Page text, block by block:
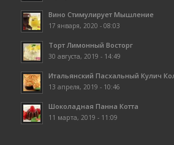
Вино Стимулирует Мышление
17 января, 2020 - 08:03
Торт Лимонный Восторг
30 августа, 2019 - 14:49
Итальянский Пасхальный Кулич
13 апреля, 2019 - 10:46
Шоколадная Панна Котта
11 марта, 2019 - 11:09